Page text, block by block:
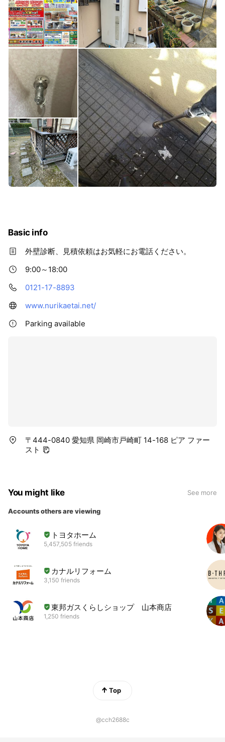
Basic info
外壁診断、見積依頼はお気軽にお電話ください。
9:00～18:00
0121-17-8893
www.nurikaetai.net/
Parking available
〒444-0840 愛知県 岡崎市戸崎町 14-168 ピア ファー
スト
You might like See more
Accounts others are viewing
トヨタホーム
5,457,505 friends
カナルリフォーム
3,150 friends
東邦ガスくらしショップ 山本商店
1,250 friends
Top
@cch2688c